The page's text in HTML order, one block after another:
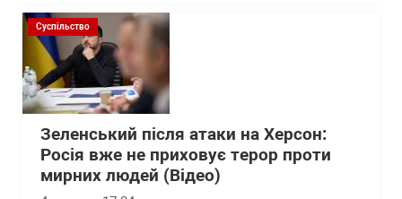
Суспільство
Зеленський після атаки на Херсон:
Росія вже не приховує терор проти
мирних людей (Відео)